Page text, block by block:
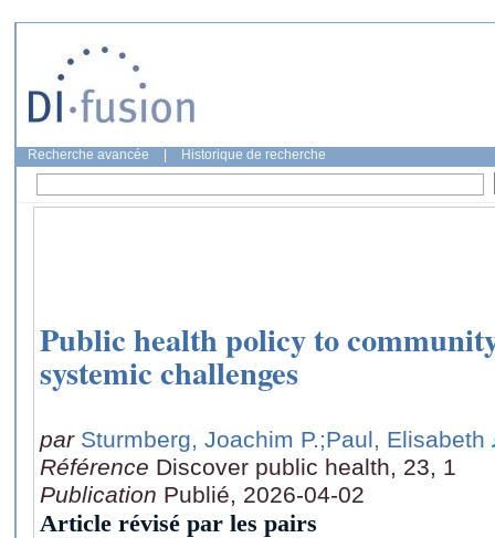
Recherche avancée Historique de recherche
Public health policy to
systemic challenges
par Sturmberg, Joachim P.;Paul, Elisabeth
Référence Discover public health, 23, 1
Publication Publié, 2026-04-02
Article révisé par les pairs